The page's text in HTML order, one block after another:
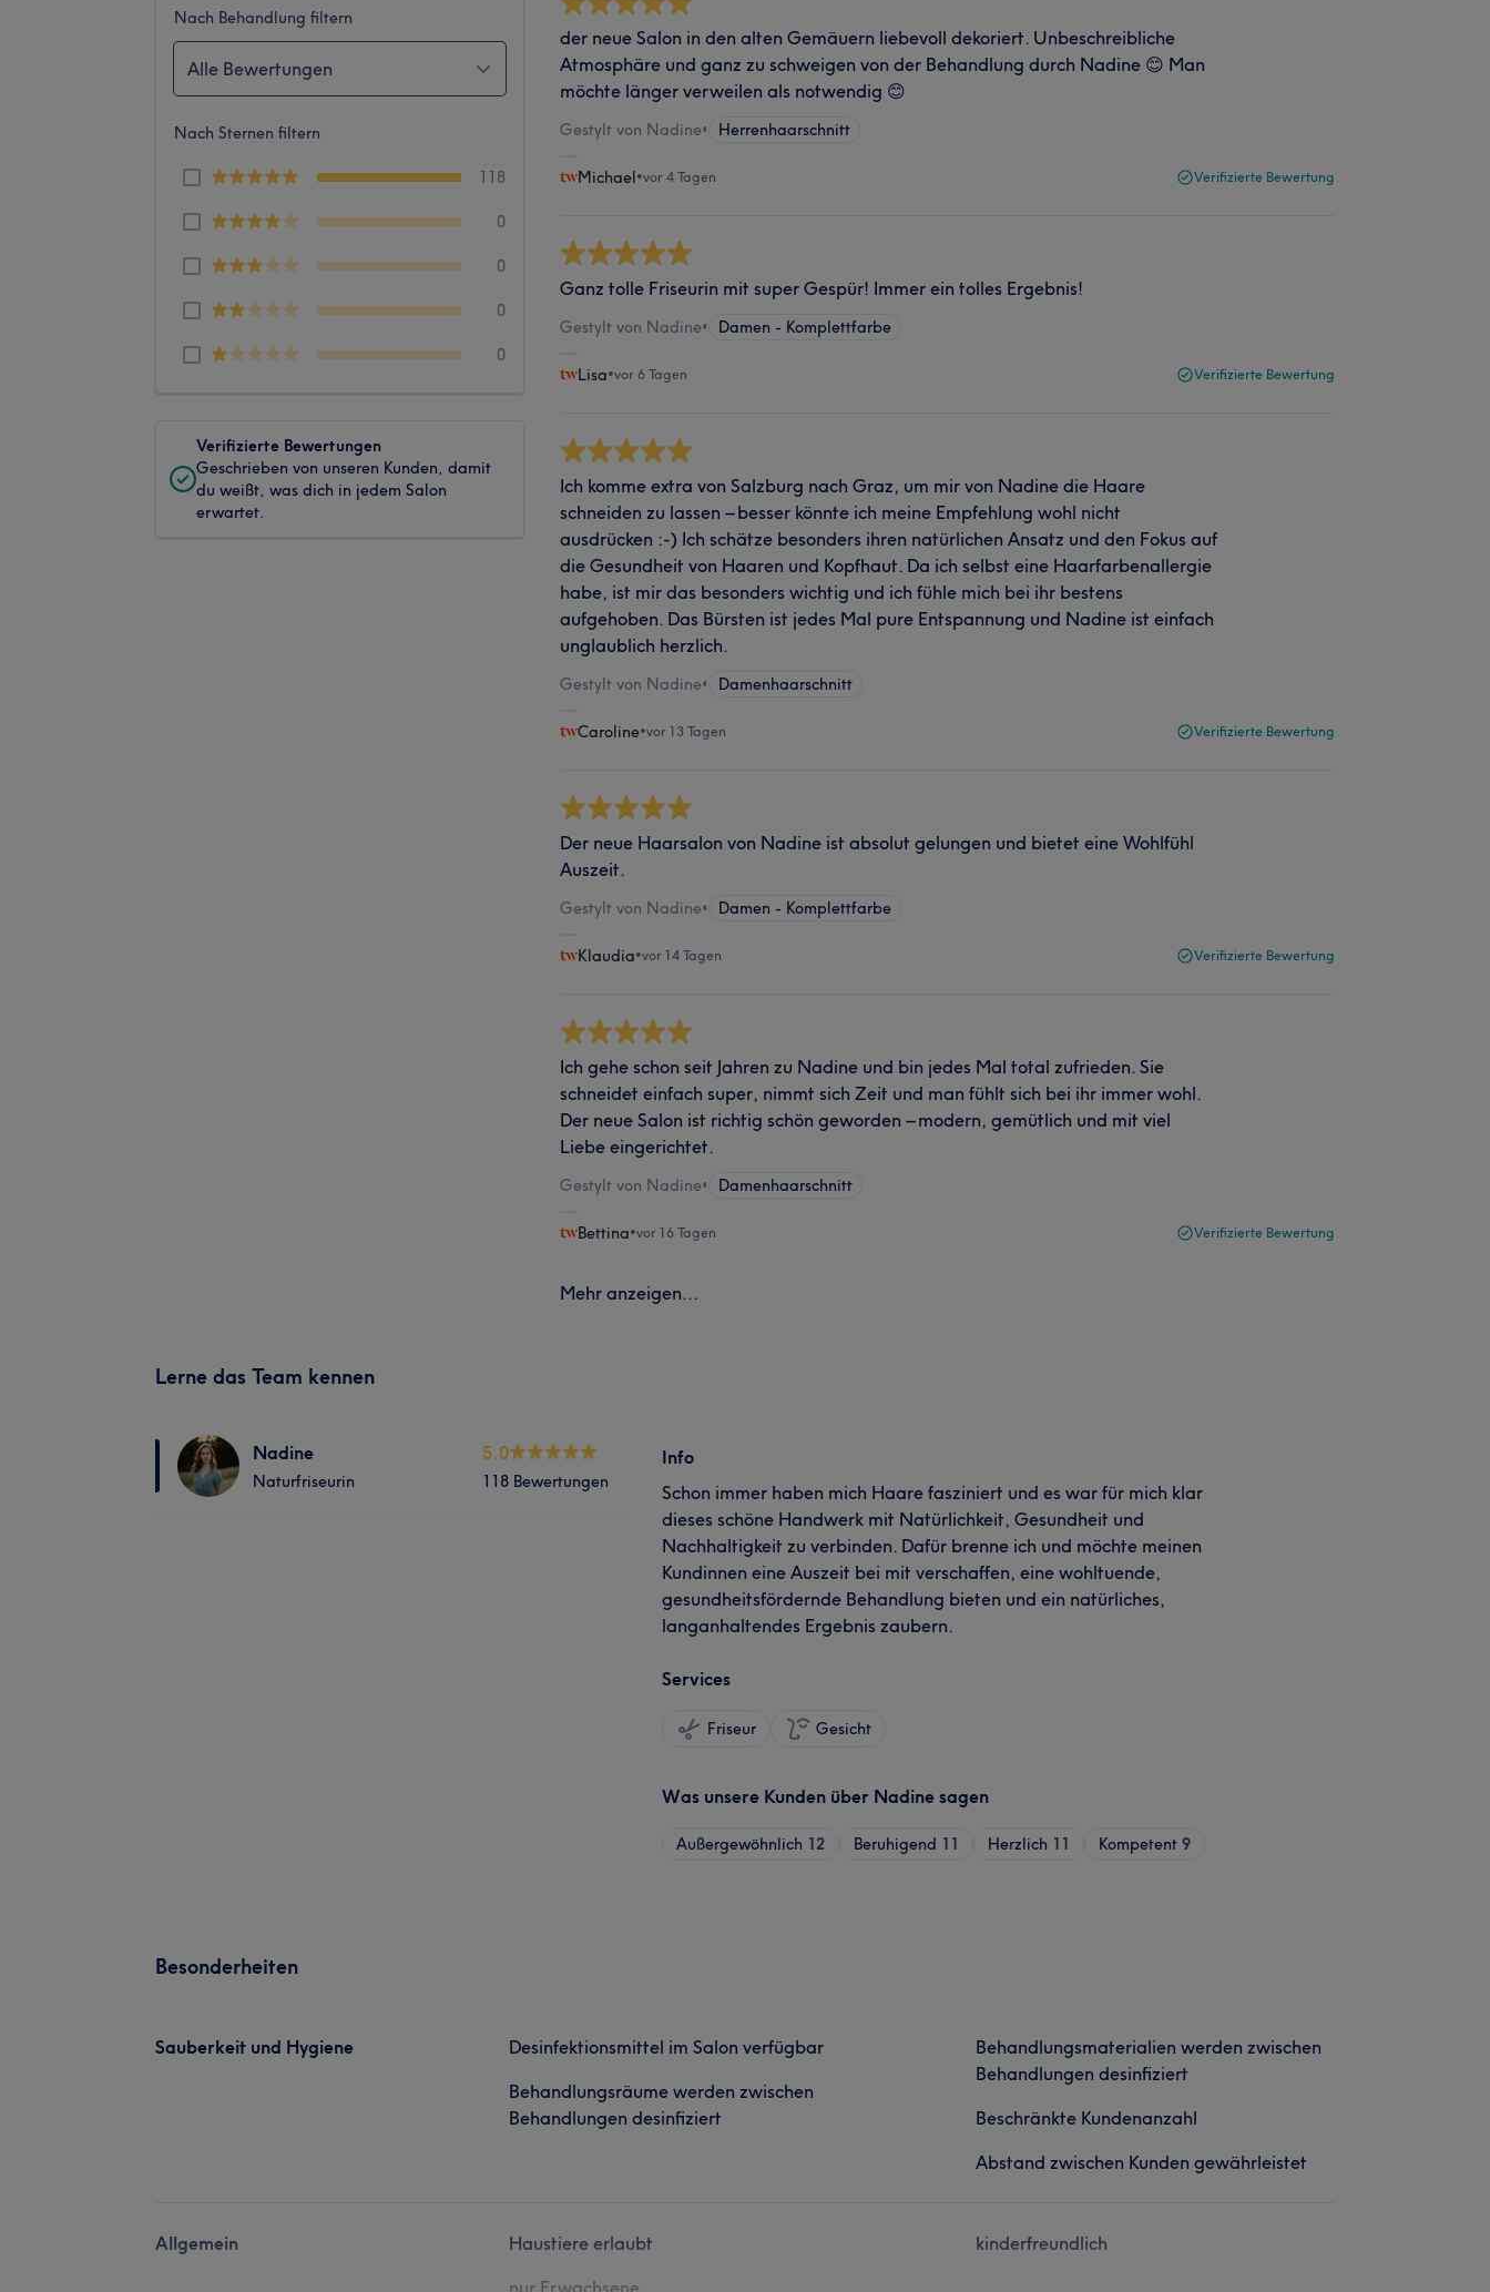
Nach Behandlung filtern
Alle Bewertungen
Nach Sternen filtern
118
0
0
0
0
Verifizierte Bewertungen
Geschrieben von unseren Kunden, damit
du weißt, was dich in jedem Salon
erwartet.
der neue Salon in den alten Gemäuern liebevoll dekoriert. Unbeschreibliche
Atmosphäre und ganz zu schweigen von der Behandlung durch Nadine 😊 Man
möchte länger verweilen als notwendig 😊
Gestylt von Nadine• Herrenhaarschnitt
Michael•vor 4 Tagen Verifizierte Bewertung
Ganz tolle Friseurin mit super Gespür! Immer ein tolles Ergebnis!
Gestylt von Nadine• Damen - Komplettfarbe
Lisa•vor 6 Tagen Verifizierte Bewertung
Ich komme extra von Salzburg nach Graz, um mir von Nadine die Haare
schneiden zu lassen – besser könnte ich meine Empfehlung wohl nicht
ausdrücken :-) Ich schätze besonders ihren natürlichen Ansatz und den Fokus auf
die Gesundheit von Haaren und Kopfhaut. Da ich selbst eine Haarfarbenallergie
habe, ist mir das besonders wichtig und ich fühle mich bei ihr bestens
aufgehoben. Das Bürsten ist jedes Mal pure Entspannung und Nadine ist einfach
unglaublich herzlich.
Gestylt von Nadine• Damenhaarschnitt
Caroline•vor 13 Tagen Verifizierte Bewertung
Der neue Haarsalon von Nadine ist absolut gelungen und bietet eine Wohlfühl
Auszeit.
Gestylt von Nadine• Damen - Komplettfarbe
Klaudia•vor 14 Tagen Verifizierte Bewertung
Ich gehe schon seit Jahren zu Nadine und bin jedes Mal total zufrieden. Sie
schneidet einfach super, nimmt sich Zeit und man fühlt sich bei ihr immer wohl.
Der neue Salon ist richtig schön geworden – modern, gemütlich und mit viel
Liebe eingerichtet.
Gestylt von Nadine• Damenhaarschnitt
Bettina•vor 16 Tagen Verifizierte Bewertung
Mehr anzeigen...
Lerne das Team kennen
Nadine
Naturfriseurin
5.0
118 Bewertungen
Info
Schon immer haben mich Haare fasziniert und es war für mich klar
dieses schöne Handwerk mit Natürlichkeit, Gesundheit und
Nachhaltigkeit zu verbinden. Dafür brenne ich und möchte meinen
Kundinnen eine Auszeit bei mit verschaffen, eine wohltuende,
gesundheitsfördernde Behandlung bieten und ein natürliches,
langanhaltendes Ergebnis zaubern.
Services
Friseur Gesicht
Was unsere Kunden über Nadine sagen
Außergewöhnlich 12 Beruhigend 11 Herzlich 11 Kompetent 9
Besonderheiten
Sauberkeit und Hygiene
Desinfektionsmittel im Salon verfügbar
Behandlungsräume werden zwischen
Behandlungen desinfiziert
Behandlungsmaterialien werden zwischen
Behandlungen desinfiziert
Beschränkte Kundenanzahl
Abstand zwischen Kunden gewährleistet
Allgemein
Haustiere erlaubt
nur Erwachsene
kinderfreundlich